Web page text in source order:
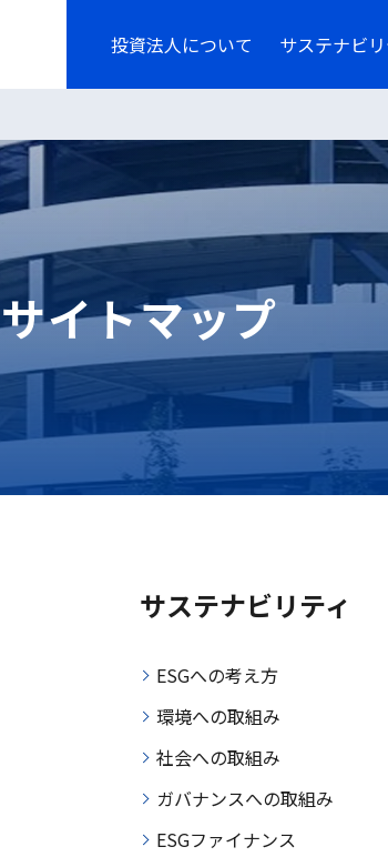
投資法人について サステナビリ
サイトマップ
サステナビリティ
ESGへの考え方
環境への取組み
社会への取組み
ガバナンスへの取組み
ESGファイナンス